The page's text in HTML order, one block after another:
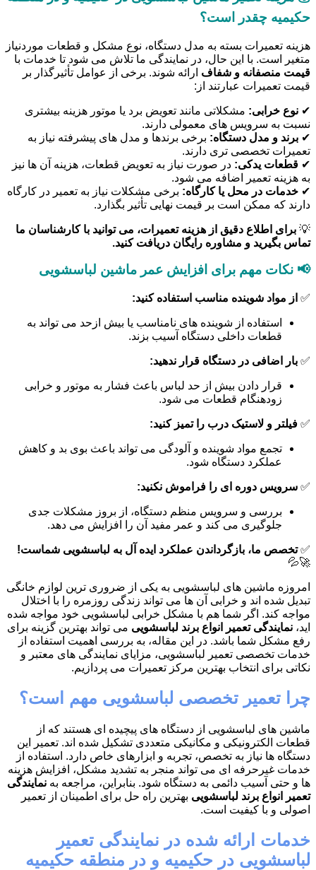
حکیمیه چقدر است؟
هزینه تعمیرات بسته به مدل دستگاه، نوع مشکل و قطعات موردنیاز
متغیر است. با این حال، در نمایندگی ما تلاش می شود تا خدمات با
قیمت منصفانه و شفاف ارائه شوند. برخی از عوامل تأثیرگذار بر
قیمت تعمیرات عبارتند از:
✔ نوع خرابی: مشکلاتی مانند تعویض برد یا موتور هزینه بیشتری
نسبت به سرویس های معمولی دارند.
✔ برند و مدل دستگاه: برخی برندها و مدل های پیشرفته نیاز به
تعمیرات تخصصی تری دارند.
✔ قطعات یدکی: در صورت نیاز به تعویض قطعات، هزینه آن ها نیز
به هزینه تعمیر اضافه می شود.
✔ خدمات در محل یا کارگاه: برخی مشکلات نیاز به تعمیر در کارگاه
دارند که ممکن است بر قیمت نهایی تأثیر بگذارد.
💡 برای اطلاع دقیق از هزینه تعمیرات، می توانید با کارشناسان ما
تماس بگیرید و مشاوره رایگان دریافت کنید.
📢 نکات مهم برای افزایش عمر ماشین لباسشویی
✅ از مواد شوینده مناسب استفاده کنید:
استفاده از شوینده های نامناسب یا بیش ازحد می تواند به
قطعات داخلی دستگاه آسیب بزند.
✅ بار اضافی در دستگاه قرار ندهید:
قرار دادن بیش از حد لباس باعث فشار به موتور و خرابی
زودهنگام قطعات می شود.
✅ فیلتر و لاستیک درب را تمیز کنید:
تجمع مواد شوینده و آلودگی می تواند باعث بوی بد و کاهش
عملکرد دستگاه شود.
✅ سرویس دوره ای را فراموش نکنید:
بررسی و سرویس منظم دستگاه، از بروز مشکلات جدی
جلوگیری می کند و عمر مفید آن را افزایش می دهد.
✅تخصص ما، بازگرداندن عملکرد ایده آل به لباسشویی شماست!
🚀💦
امروزه ماشین های لباسشویی به یکی از ضروری ترین لوازم خانگی
تبدیل شده اند و خرابی آن ها می تواند زندگی روزمره را با اختلال
مواجه کند. اگر شما هم با مشکل خرابی لباسشویی خود مواجه شده
اید، نمایندگی تعمیر انواع برند لباسشویی می تواند بهترین گزینه برای
رفع مشکل شما باشد. در این مقاله، به بررسی اهمیت استفاده از
خدمات تخصصی تعمیر لباسشویی، مزایای نمایندگی های معتبر و
نکاتی برای انتخاب بهترین مرکز تعمیرات می پردازیم.
چرا تعمیر تخصصی لباسشویی مهم است؟
ماشین های لباسشویی از دستگاه های پیچیده ای هستند که از
قطعات الکترونیکی و مکانیکی متعددی تشکیل شده اند. تعمیر این
دستگاه ها نیاز به تخصص، تجربه و ابزارهای خاص دارد. استفاده از
خدمات غیرحرفه ای می تواند منجر به تشدید مشکل، افزایش هزینه
ها و حتی آسیب دائمی به دستگاه شود. بنابراین، مراجعه به نمایندگی
تعمیر انواع برند لباسشویی بهترین راه حل برای اطمینان از تعمیر
اصولی و با کیفیت است.
خدمات ارائه شده در نمایندگی تعمیر
لباسشویی در حکیمیه و در منطقه حکیمیه